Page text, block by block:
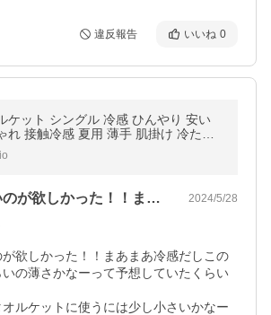
違反報告 いいね 0
ケット シングル 冷感 ひんやり 安い
れ 接触冷感 夏用 薄手 肌掛け 冷たい
わ マイクロ素材 ひんやりケット
このくらい薄いのが欲しかった！！まあま… 2024/5/28
欲しかった！！まあまあ冷感だしこの
の薄さかなーって予想していたくらい
ルケットに使うには少し小さいかなー